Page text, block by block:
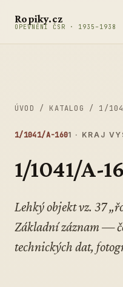
Ropiky.cz
OPEVNĚNÍ ČSR · 1935–1938
ÚVOD / KATALOG / 1/
1/1041/A-1601 · KRAJ
1/1041/A-
Lehký objekt vz. 37
Základní záznam —
technických dat,